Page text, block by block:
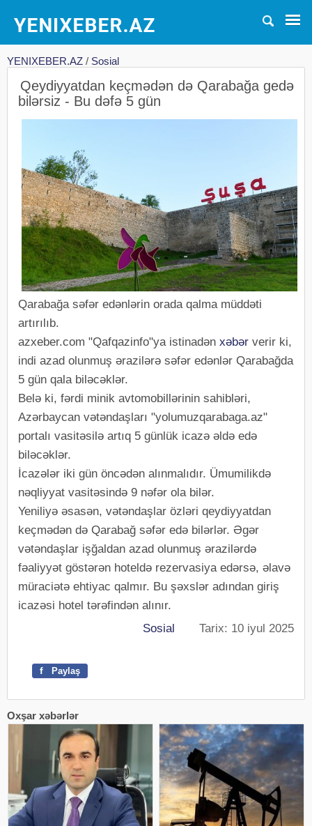
YENIXEBER.AZ / Sosial
Qeydiyyatdan keçmədən də Qarabağa gedə
bilərsiz - Bu dəfə 5 gün
Qarabağa səfər edənlərin orada qalma müddəti
artırılıb.
azxeber.com "Qafqazinfo"ya istinadən xəbər verir ki,
indi azad olunmuş ərazilərə səfər edənlər Qarabağda
5 gün qala biləcəklər.
Belə ki, fərdi minik avtomobillərinin sahibləri,
Azərbaycan vətəndaşları "yolumuzqarabaga.az"
portalı vasitəsilə artıq 5 günlük icazə əldə edə
biləcəklər.
İcazələr iki gün öncədən alınmalıdır. Ümumilikdə
nəqliyyat vasitəsində 9 nəfər ola bilər.
Yeniliyə əsasən, vətəndaşlar özləri qeydiyyatdan
keçmədən də Qarabağ səfər edə bilərlər. Əgər
vətəndaşlar işğaldan azad olunmuş ərazilərdə
fəaliyyət göstərən hoteldə rezervasiya edərsə, əlavə
müraciətə ehtiyac qalmır. Bu şəxslər adından giriş
icazəsi hotel tərəfindən alınır.
Sosial Tarix: 10 iyul 2025
f Paylaş
Oxşar xəbərlər